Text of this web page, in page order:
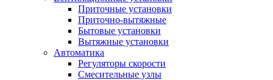
Приточные установки
Приточно-вытяжные
Бытовые установки
Вытяжные установки
Автоматика
Регуляторы скорости
Смесительные узлы